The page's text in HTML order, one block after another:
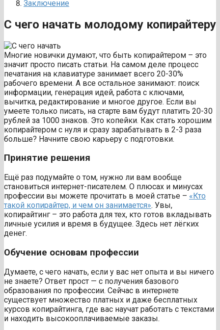
Заключение
С чего начать молодому копирайтеру
Многие новички думают, что быть копирайтером – это
значит просто писать статьи. На самом деле процесс
печатания на клавиатуре занимает всего 20-30%
рабочего времени. А все остальное занимают: поиск
информации, генерация идей, работа с ключами,
вычитка, редактирование и многое другое. Если вы
умеете только писать, на старте вам будут платить 20-30
рублей за 1000 знаков. Это копейки. Как стать хорошим
копирайтером с нуля и сразу зарабатывать в 2-3 раза
больше? Начните свою карьеру с подготовки.
Принятие решения
Ещё раз подумайте о том, нужно ли вам вообще
становиться интернет-писателем. О плюсах и минусах
профессии вы можете прочитать в моей статье – «Кто
такой копирайтер, и чем он занимается». Увы,
копирайтинг – это работа для тех, кто готов вкладывать
личные усилия и время в будущее. Здесь нет лёгких
денег.
Обучение основам профессии
Думаете, с чего начать, если у вас нет опыта и вы ничего
не знаете? Ответ прост — с получения базового
образования по профессии. Сейчас в интернете
существует множество платных и даже бесплатных
курсов копирайтинга, где вас научат работать с текстами
и находить высокооплачиваемые заказы.